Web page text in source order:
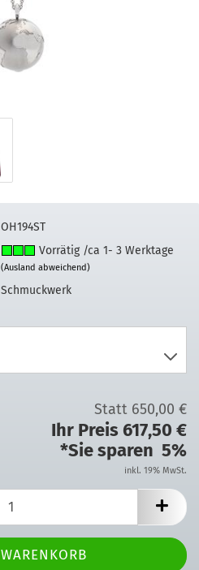
OH194ST
Vorrätig /ca 1- 3 Werktage
(Ausland abweichend)
Schmuckwerk
Statt 650,00 €
Ihr Preis 617,50 €
*Sie sparen 5%
inkl. 19% MwSt.